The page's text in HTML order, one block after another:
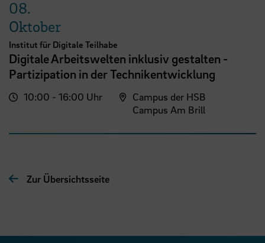
08.
Oktober
Institut für Digitale Teilhabe
Digitale Arbeitswelten inklusiv gestalten -
Partizipation in der Technikentwicklung
10:00 - 16:00 Uhr
Campus der HSB
Campus Am Brill
Zur Übersichtsseite